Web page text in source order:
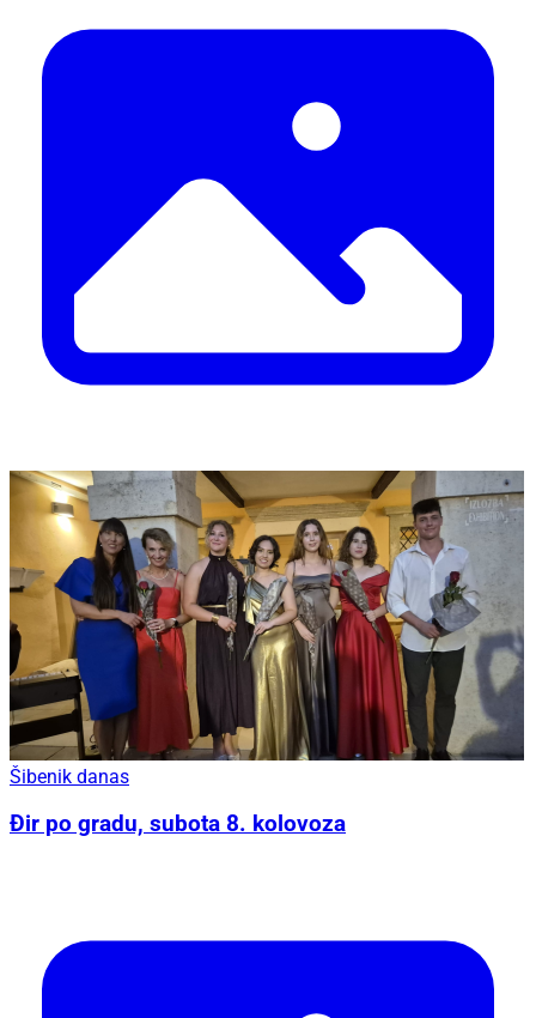
Šibenik danas
Đir po gradu, subota 8. kolovoza